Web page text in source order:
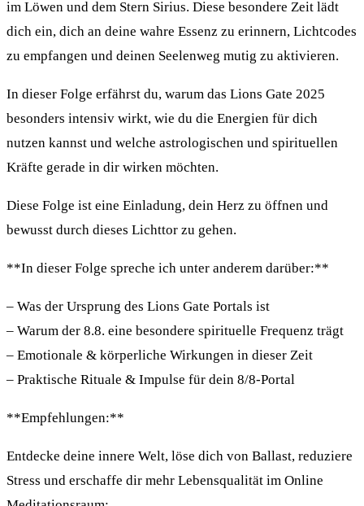
im Löwen und dem Stern Sirius. Diese besondere Zeit lädt
dich ein, dich an deine wahre Essenz zu erinnern, Lichtcodes
zu empfangen und deinen Seelenweg mutig zu aktivieren.
In dieser Folge erfährst du, warum das Lions Gate 2025
besonders intensiv wirkt, wie du die Energien für dich
nutzen kannst und welche astrologischen und spirituellen
Kräfte gerade in dir wirken möchten.
Diese Folge ist eine Einladung, dein Herz zu öffnen und
bewusst durch dieses Lichttor zu gehen.
**In dieser Folge spreche ich unter anderem darüber:**
– Was der Ursprung des Lions Gate Portals ist
– Warum der 8.8. eine besondere spirituelle Frequenz trägt
– Emotionale & körperliche Wirkungen in dieser Zeit
– Praktische Rituale & Impulse für dein 8/8-Portal
**Empfehlungen:**
Entdecke deine innere Welt, löse dich von Ballast, reduziere
Stress und erschaffe dir mehr Lebensqualität im Online